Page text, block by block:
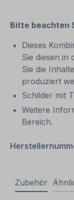
Bitte beachten
Dieses
Sie diesen in
Sie die
produziert
Schilder mit
Weitere
Bereich.
Zubehör